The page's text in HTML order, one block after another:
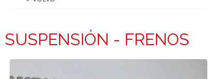
SUSPENSIÓN - FRENOS